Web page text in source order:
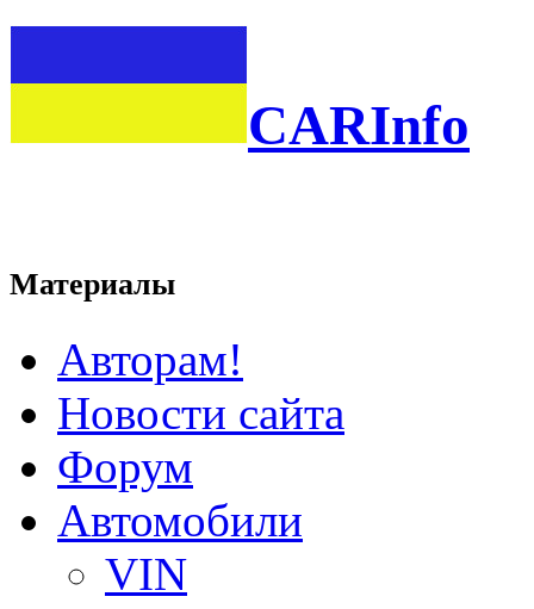
CARInfo
Материалы
Авторам!
Новости сайта
Форум
Автомобили
VIN